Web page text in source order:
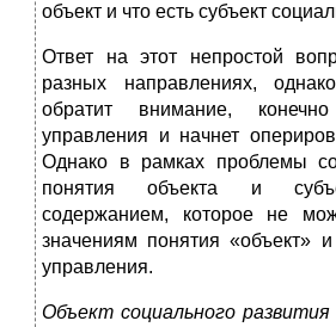
объект и что есть субъект
Ответ на этот непростой
разных направлениях,
обратит внимание,
управления и начнет
Однако в рамках проблемы
понятия объекта и
содержанием, которое не
значениям понятия «объект»
управления.
Объект социального развития